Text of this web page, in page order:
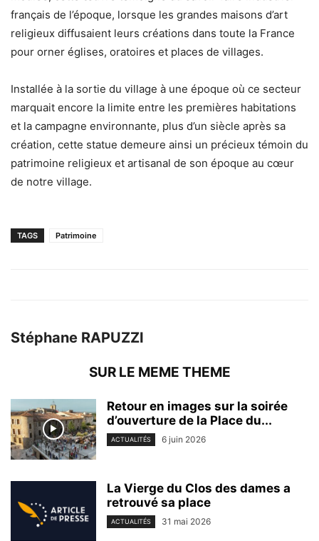
français de l’époque, lorsque les grandes maisons d’art
religieux diffusaient leurs créations dans toute la France
pour orner églises, oratoires et places de villages.
Installée à la sortie du village à une époque où ce secteur
marquait encore la limite entre les premières habitations
et la campagne environnante, plus d’un siècle après sa
création, cette statue demeure ainsi un précieux témoin du
patrimoine religieux et artisanal de son époque au cœur
de notre village.
TAGS Patrimoine
Stéphane RAPUZZI
SUR LE MEME THEME
Retour en images sur la soirée
d’ouverture de la Place du...
ACTUALITÉS 6 juin 2026
La Vierge du Clos des dames a
retrouvé sa place
ACTUALITÉS 31 mai 2026